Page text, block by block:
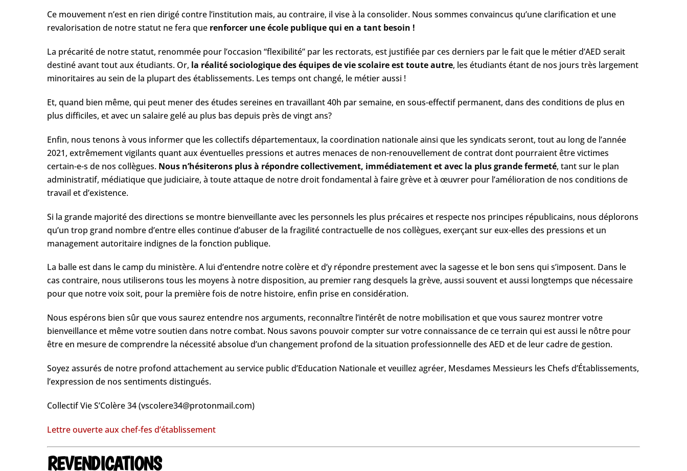
Ce mouvement n’est en rien dirigé contre l’institution mais, au contraire, il vise à la consolider. Nous sommes convaincus qu’une clarification et une
revalorisation de notre statut ne fera que r​enforcer une école publique qui en a tant besoin !
La précarité de notre statut, renommée pour l’occasion “flexibilité” par les rectorats, est justifiée par ces derniers par le fait que le métier d’AED serait
destiné avant tout aux étudiants. Or, l​a réalité sociologique des équipes de vie scolaire est toute autre​, les étudiants étant de nos jours très largement
minoritaires au sein de la plupart des établissements. Les temps ont changé, le métier aussi !
Et, quand bien même, qui peut mener des études sereines en travaillant 40h par semaine, en sous-effectif permanent, dans des conditions de plus en
plus difficiles, et avec un salaire gelé au plus bas depuis près de vingt ans?
Enfin, nous tenons à vous informer que les collectifs départementaux, la coordination nationale ainsi que les syndicats seront, tout au long de l’année
2021, extrêmement vigilants quant aux éventuelles pressions et autres menaces de non-renouvellement de contrat dont pourraient être victimes
certain-e-s de nos collègues. ​ Nous n’hésiterons plus à répondre collectivement, immédiatement et avec la plus grande fermeté​, tant sur le plan
administratif, médiatique que judiciaire, à toute attaque de notre droit fondamental à faire grève et à œuvrer pour l’amélioration de nos conditions de
travail et d’existence.
Si la grande majorité des directions se montre bienveillante avec les personnels les plus précaires et respecte nos principes républicains, nous déplorons
qu’un trop grand nombre d’entre elles continue d’abuser de la fragilité contractuelle de nos collègues, exerçant sur eux-elles des pressions et un
management autoritaire indignes de la fonction publique.
La balle est dans le camp du ministère. A lui d’entendre notre colère et d’y répondre prestement avec la sagesse et le bon sens qui s’imposent. Dans le
cas contraire, nous utiliserons tous les moyens à notre disposition, au premier rang desquels la grève, aussi souvent et aussi longtemps que nécessaire
pour que notre voix soit, pour la première fois de notre histoire, enfin prise en considération.
Nous espérons bien sûr que vous saurez entendre nos arguments, reconnaître l’intérêt de notre mobilisation et que vous saurez montrer votre
bienveillance et même votre soutien dans notre combat. Nous savons pouvoir compter sur votre connaissance de ce terrain qui est aussi le nôtre pour
être en mesure de comprendre la nécessité absolue d’un changement profond de la situation professionnelle des AED et de leur cadre de gestion.
Soyez assurés de notre profond attachement au service public d’Education Nationale ​et veuillez agréer, Mesdames Messieurs les Chefs d’Établissements,
l’expression de nos sentiments distingués.
C​ollectif Vie S’Colère 34 ​(​vscolere34@protonmail.com​)
Lettre ouverte aux chef-fes d’établissement
REVENDICATIONS